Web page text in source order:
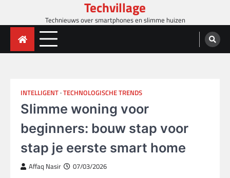
content
Techvillage
Technieuws over smartphones en slimme huizen
INTELLIGENT TECHNOLOGISCHE TRENDS
Slimme woning voor
beginners: bouw stap voor
stap je eerste smart home
Affaq Nasir 07/03/2026